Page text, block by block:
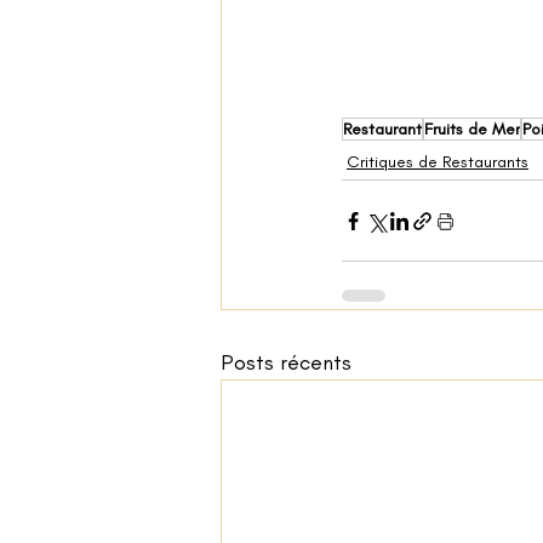
RestaurantFruits de Mer
Critiques de Restaurants
Posts récents